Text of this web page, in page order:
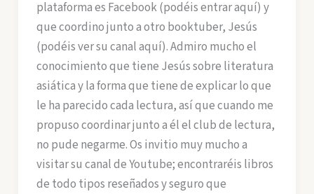
plataforma es Facebook (podéis entrar aquí) y
que coordino junto a otro booktuber, Jesús
(podéis ver su canal aquí). Admiro mucho el
conocimiento que tiene Jesús sobre literatura
asiática y la forma que tiene de explicar lo que
le ha parecido cada lectura, así que cuando me
propuso coordinar junto a él el club de lectura,
no pude negarme. Os invitio muy mucho a
visitar su canal de Youtube; encontraréis libros
de todo tipos reseñados y seguro que